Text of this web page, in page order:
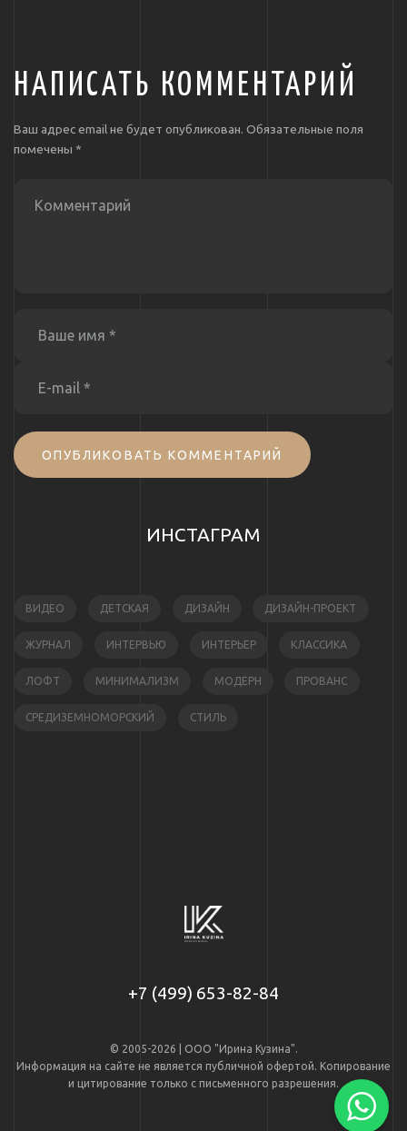
НАПИСАТЬ КОММЕНТАРИЙ
Ваш адрес email не будет опубликован. Обязательные поля
помечены *
ОПУБЛИКОВАТЬ КОММЕНТАРИЙ
ИНСТАГРАМ
ВИДЕО ДЕТСКАЯ ДИЗАЙН ДИЗАЙН-ПРОЕКТ
ЖУРНАЛ ИНТЕРВЬЮ ИНТЕРЬЕР КЛАССИКА
ЛОФТ МИНИМАЛИЗМ МОДЕРН ПРОВАНС
СРЕДИЗЕМНОМОРСКИЙ СТИЛЬ
+7 (499) 653-82-84
© 2005-2026 | ООО "Ирина Кузина".
Информация на сайте не является публичной офертой. Копирование
и цитирование только с письменного разрешения.